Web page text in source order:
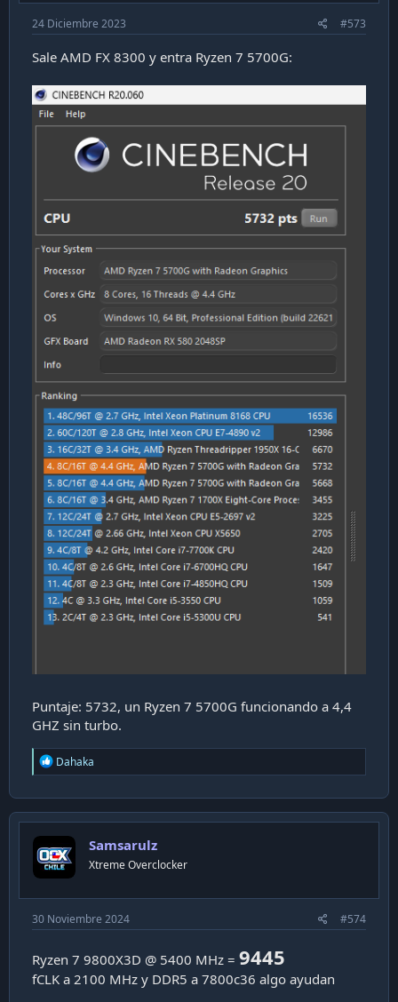
24 Diciembre 2023 #573
Sale AMD FX 8300 y entra Ryzen 7 5700G:
Puntaje: 5732, un Ryzen 7 5700G funcionando a 4,4
GHZ sin turbo.
R
e
c
t
o
n
s
Dahaka
Samsarulz
Xtreme Overclocker
30 Noviembre 2024 #574
Ryzen 7 9800X3D @ 5400 MHz = 9445
fCLK a 2100 MHz y DDR5 a 7800c36 algo ayudan